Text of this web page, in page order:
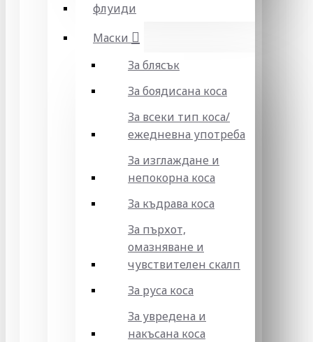
флуиди
Маски
За блясък
За боядисана коса
За всеки тип коса/
ежедневна употреба
За изглаждане и
непокорна коса
За къдрава коса
За пърхот,
омазняване и
чувствителен скалп
За руса коса
За увредена и
накъсана коса